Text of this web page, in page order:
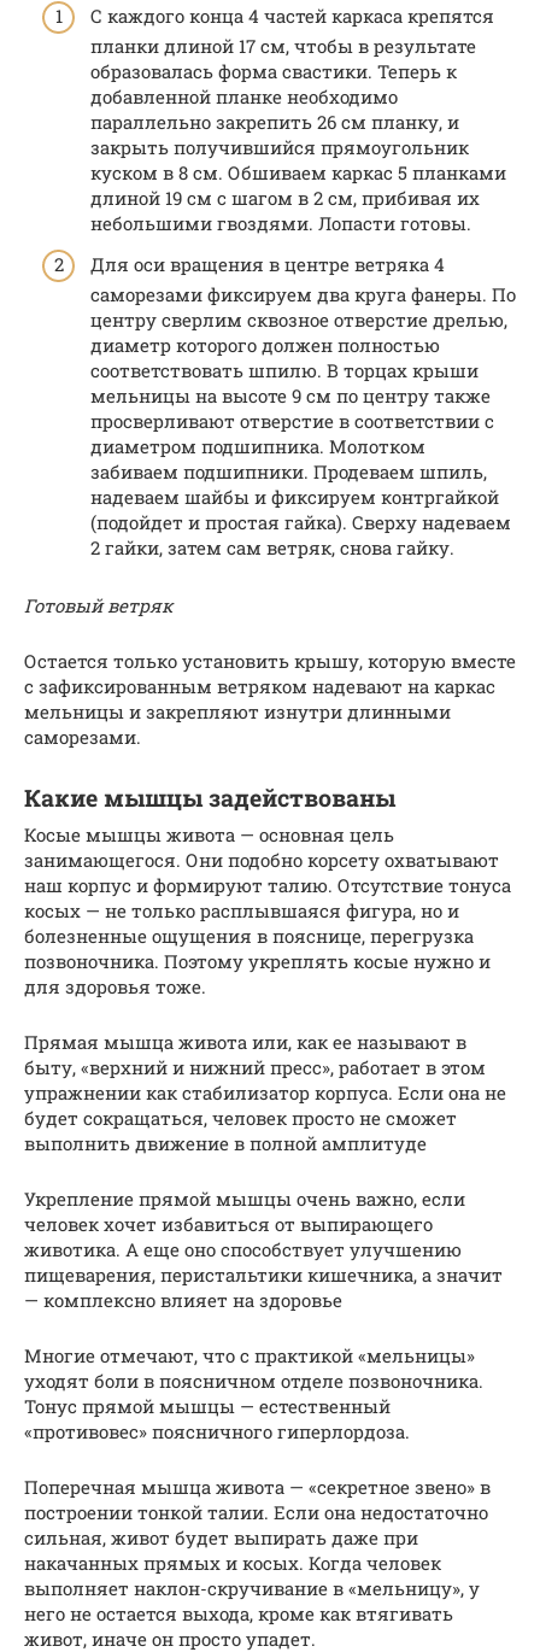
С каждого конца 4 частей каркаса крепятся
планки длиной 17 см, чтобы в результате
образовалась форма свастики. Теперь к
добавленной планке необходимо
параллельно закрепить 26 см планку, и
закрыть получившийся прямоугольник
куском в 8 см. Обшиваем каркас 5 планками
длиной 19 см с шагом в 2 см, прибивая их
небольшими гвоздями. Лопасти готовы.
Для оси вращения в центре ветряка 4
саморезами фиксируем два круга фанеры. По
центру сверлим сквозное отверстие дрелью,
диаметр которого должен полностью
соответствовать шпилю. В торцах крыши
мельницы на высоте 9 см по центру также
просверливают отверстие в соответствии с
диаметром подшипника. Молотком
забиваем подшипники. Продеваем шпиль,
надеваем шайбы и фиксируем контргайкой
(подойдет и простая гайка). Сверху надеваем
2 гайки, затем сам ветряк, снова гайку.
Готовый ветряк
Остается только установить крышу, которую вместе
с зафиксированным ветряком надевают на каркас
мельницы и закрепляют изнутри длинными
саморезами.
Какие мышцы задействованы
Косые мышцы живота — основная цель
занимающегося. Они подобно корсету охватывают
наш корпус и формируют талию. Отсутствие тонуса
косых — не только расплывшаяся фигура, но и
болезненные ощущения в пояснице, перегрузка
позвоночника. Поэтому укреплять косые нужно и
для здоровья тоже.
Прямая мышца живота или, как ее называют в
быту, «верхний и нижний пресс», работает в этом
упражнении как стабилизатор корпуса. Если она не
будет сокращаться, человек просто не сможет
выполнить движение в полной амплитуде
Укрепление прямой мышцы очень важно, если
человек хочет избавиться от выпирающего
животика. А еще оно способствует улучшению
пищеварения, перистальтики кишечника, а значит
— комплексно влияет на здоровье
Многие отмечают, что с практикой «мельницы»
уходят боли в поясничном отделе позвоночника.
Тонус прямой мышцы — естественный
«противовес» поясничного гиперлордоза.
Поперечная мышца живота — «секретное звено» в
построении тонкой талии. Если она недостаточно
сильная, живот будет выпирать даже при
накачанных прямых и косых. Когда человек
выполняет наклон-скручивание в «мельницу», у
него не остается выхода, кроме как втягивать
живот, иначе он просто упадет.